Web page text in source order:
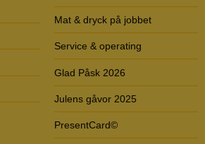
Mat & dryck på jobbet
Service & operating
Glad Påsk 2026
Julens gåvor 2025
PresentCard©